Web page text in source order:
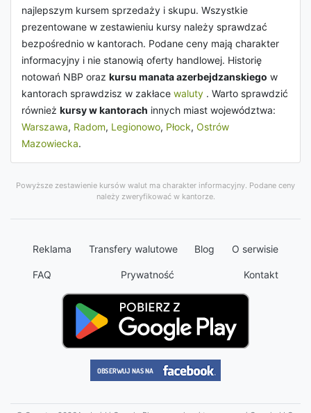
najlepszym kursem sprzedaży i skupu. Wszystkie
prezentowane w zestawieniu kursy należy sprawdzać
bezpośrednio w kantorach. Podane ceny mają charakter
informacyjny i nie stanowią oferty handlowej. Historię
notowań NBP oraz kursu manata azerbejdzanskiego w
kantorach sprawdzisz w zakłace waluty . Warto sprawdzić
również kursy w kantorach innych miast województwa:
Warszawa, Radom, Legionowo, Płock, Ostrów
Mazowiecka.
Powyższe zestawienie kursów walut ma charakter informacyjny. Podane ceny
należy zweryfikować w kantorze.
Reklama Transfery walutowe Blog O serwisie
FAQ Prywatność Kontakt